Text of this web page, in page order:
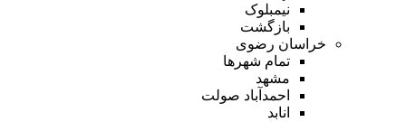
نیمبلوک
بازگشت
خراسان رضوی
تمام شهر‌ها
مشهد
احمدآباد صولت
انابد